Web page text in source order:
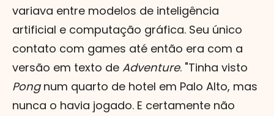
variava entre modelos de inteligência
artificial e computação gráfica. Seu único
contato com games até então era com a
versão em texto de Adventure. "Tinha visto
Pongnum quarto de hotel em Palo Alto, mas
nunca o havia jogado. E certamente não